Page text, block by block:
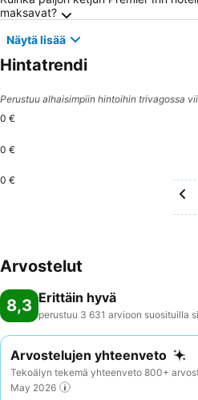
maksavat?
Näytä lisää
Hintatrendi
Perustuu alhaisimpiin hintoihin trivagossa
0 €
0 €
0 €
Arvostelut
8,3 Erittäin hyvä
perustuu 3 631 arvioon suosituilla
Arvostelujen yhteenveto
Tekoälyn tekemä yhteenveto 800+
May 2026